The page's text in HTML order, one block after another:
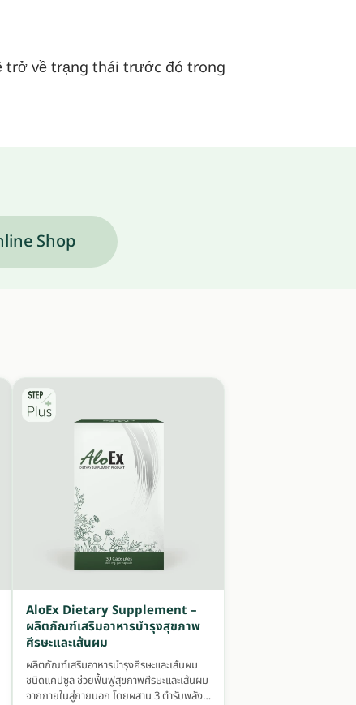
trở về trạng thái trước đó trong
Shop
AloEx Dietary Supplement –
ผลิตภัณฑ์เสริมอาหารบำรุงสุขภาพ
ศีรษะและเส้นผม
ผลิตภัณฑ์เสริมอาหารบำรุงศีรษะและเส้นผม
ชนิดแคปซูล ช่วยฟื้นฟูสุขภาพศีรษะและเส้นผม
จากภายในสู่ภายนอก โดยผสาน 3 ตำรับพลัง